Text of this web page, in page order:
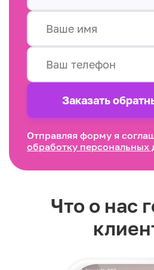
Заказать
Отправляя форму я
обработку персональных
Что о нас